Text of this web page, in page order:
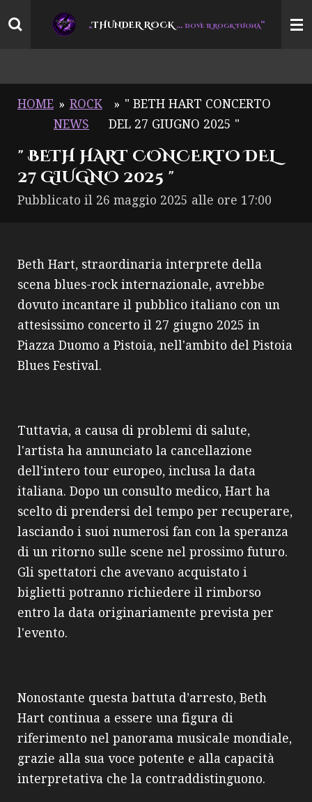
Vai
„THUNDER ROCK… DOVE IL ROCK TUONA“
HOME » ROCK
NEWS
» " BETH HART CONCERTO
DEL 27 GIUGNO 2025 "
" BETH HART CONCERTO DEL
27 GIUGNO 2025 "
Pubblicato il 26 maggio 2025 alle ore 17:00
Beth Hart, straordinaria interprete della
scena blues-rock internazionale, avrebbe
dovuto incantare il pubblico italiano con un
attesissimo concerto il 27 giugno 2025 in
Piazza Duomo a Pistoia, nell'ambito del Pistoia
Blues Festival.
Tuttavia, a causa di problemi di salute,
l'artista ha annunciato la cancellazione
dell'intero tour europeo, inclusa la data
italiana. Dopo un consulto medico, Hart ha
scelto di prendersi del tempo per recuperare,
lasciando i suoi numerosi fan con la speranza
di un ritorno sulle scene nel prossimo futuro.
Gli spettatori che avevano acquistato i
biglietti potranno richiedere il rimborso
entro la data originariamente prevista per
l'evento.
Nonostante questa battuta d’arresto, Beth
Hart continua a essere una figura di
riferimento nel panorama musicale mondiale,
grazie alla sua voce potente e alla capacità
interpretativa che la contraddistinguono.